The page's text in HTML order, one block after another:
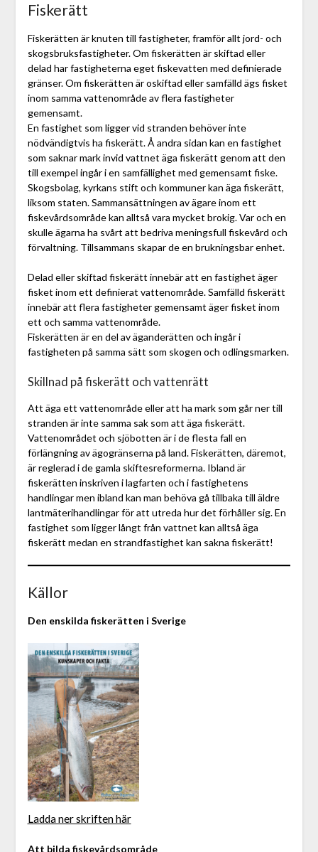
Fiskerätt
Fiskerätten är knuten till fastigheter, framför allt jord- och
skogsbruksfastigheter. Om fiskerätten är skiftad eller
delad har fastigheterna eget fiskevatten med definierade
gränser. Om fiskerätten är oskiftad eller samfälld ägs fisket
inom samma vattenområde av flera fastigheter
gemensamt.
En fastighet som ligger vid stranden behöver inte
nödvändigtvis ha fiskerätt. Å andra sidan kan en fastighet
som saknar mark invid vattnet äga fiskerätt genom att den
till exempel ingår i en samfällighet med gemensamt fiske.
Skogsbolag, kyrkans stift och kommuner kan äga fiskerätt,
liksom staten. Sammansättningen av ägare inom ett
fiskevårdsområde kan alltså vara mycket brokig. Var och en
skulle ägarna ha svårt att bedriva meningsfull fiskevård och
förvaltning. Tillsammans skapar de en brukningsbar enhet.
Delad eller skiftad fiskerätt innebär att en fastighet äger
fisket inom ett definierat vattenområde. Samfälld fiskerätt
innebär att flera fastigheter gemensamt äger fisket inom
ett och samma vattenområde.
Fiskerätten är en del av äganderätten och ingår i
fastigheten på samma sätt som skogen och odlingsmarken.
Skillnad på fiskerätt och vattenrätt
Att äga ett vattenområde eller att ha mark som går ner till
stranden är inte samma sak som att äga fiskerätt.
Vattenområdet och sjöbotten är i de flesta fall en
förlängning av ägogränserna på land. Fiskerätten, däremot,
är reglerad i de gamla skiftesreformerna. Ibland är
fiskerätten inskriven i lagfarten och i fastighetens
handlingar men ibland kan man behöva gå tillbaka till äldre
lantmäterihandlingar för att utreda hur det förhåller sig. En
fastighet som ligger långt från vattnet kan alltså äga
fiskerätt medan en strandfastighet kan sakna fiskerätt!
Källor
Den enskilda fiskerätten i Sverige
Ladda ner skriften här
Att bilda fiskevårdsområde